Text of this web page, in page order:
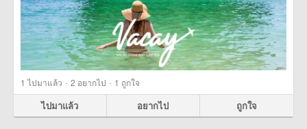
1 ไปมาแล้ว · 2 อยากไป · 1 ถูกใจ
ไปมาแล้ว อยากไป ถูกใจ